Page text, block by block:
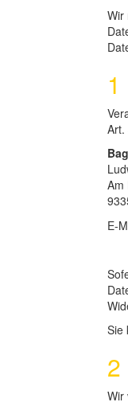
Wir
Art.
Am
E-
Sie
Wir